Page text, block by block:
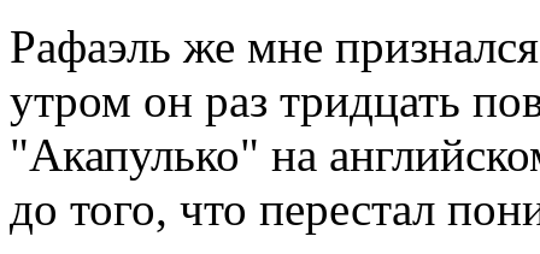
Рафаэль же мне
утром он раз тридцать
"Акапулько" на
до того, что перестал